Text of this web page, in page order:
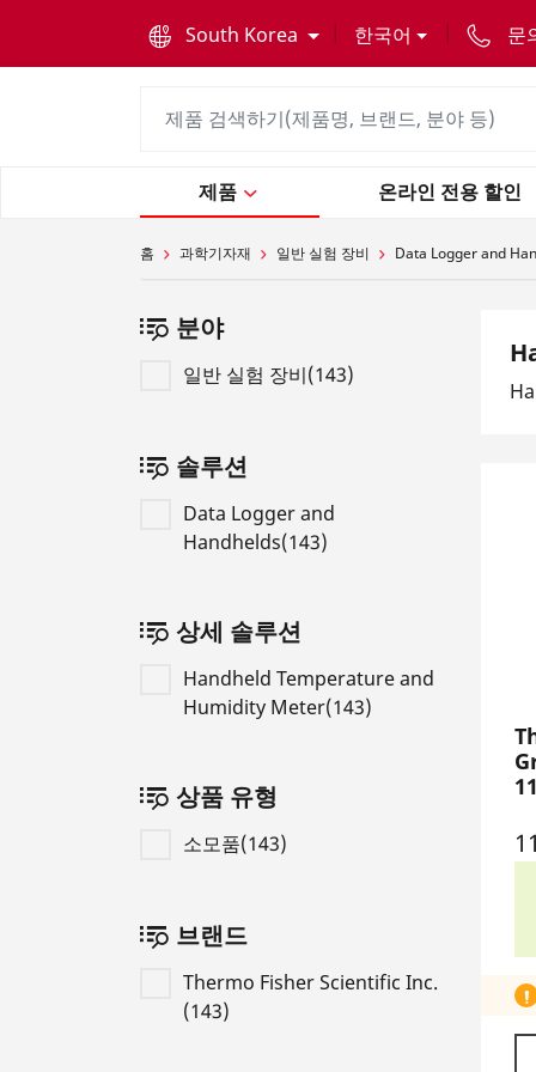
South Korea
한국어 문
제품 온라인 전용 할인
홈 과학기자재 일반 실험 장비 Data Logger and
분야
일반 실험 장비(143)
솔루션
Data Logger and
Handhelds(143)
상세 솔루션
Handheld Temperature and
Humidity Meter(143)
상품 유형
소모품(143)
브랜드
Thermo Fisher Scientific Inc.
(143)